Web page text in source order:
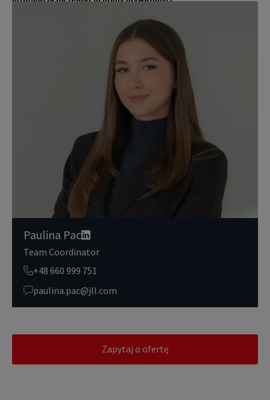
iązanymi jest wiodącym globalnym dostawcą usług w zakresie zar
ządzania nieruchomościami i inwestycjami. Poważnie traktujemy
obowiązek ochrony przekazywanych nam danych osobowych.
Dane osobowe, które zbieramy od użytkowników, służą do zapew
nienia im dostępu do portalu magazyny.pl, umożliwienia im korzy
stania z portalu, a także, za ich zgodą, do wysyłania im komunika
Dokładamy wszelkich starań, aby dane osobowe były bezpieczne,
zapewniamy odpowiedni poziom ich ochrony i przechowujemy je
tylko przez czas niezbędny do realizacji zapytania z uzasadnionyc
h powodów biznesowych lub prawnych. Następnie usuwamy je w s
posób bezpieczny i pewny. Aby uzyskać więcej informacji na temat
danych osobowych przetwarzanych przez JLL, prosimy zapoznać
zasadami ochrony prywatności.
Paulina Pac
Team Coordinator
+48 660 999 751
paulina.pac@jll.com
Zapytaj o ofertę